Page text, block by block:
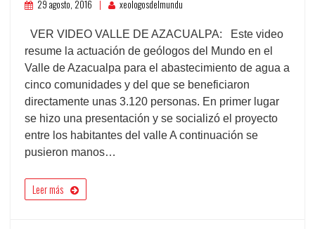
29 agosto, 2016 xeologosdelmundu
VER VIDEO VALLE DE AZACUALPA: Este video
resume la actuación de geólogos del Mundo en el
Valle de Azacualpa para el abastecimiento de agua a
cinco comunidades y del que se beneficiaron
directamente unas 3.120 personas. En primer lugar
se hizo una presentación y se socializó el proyecto
entre los habitantes del valle A continuación se
pusieron manos…
Leer más